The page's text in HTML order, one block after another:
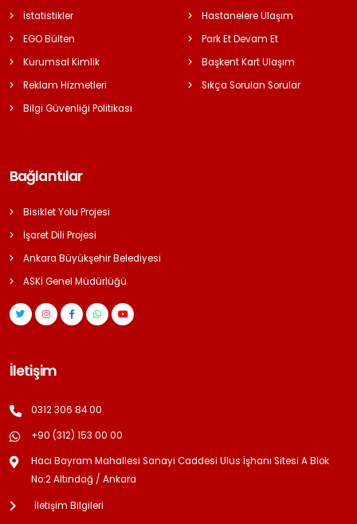
İstatistikler
EGO Bülten
Kurumsal Kimlik
Reklam Hizmetleri
Bilgi Güvenliği Politikası
Hastanelere Ulaşım
Park Et Devam Et
Başkent Kart Ulaşım
Sıkça Sorulan Sorular
Bağlantılar
Bisiklet Yolu Projesi
İşaret Dili Projesi
Ankara Büyükşehir Belediyesi
ASKİ Genel Müdürlüğü
İletişim
0312 306 84 00
+90 (312) 153 00 00
Hacı Bayram Mahallesi Sanayi Caddesi Ulus İşhanı Sitesi A Blok
No:2 Altındağ / Ankara
İletişim Bilgileri